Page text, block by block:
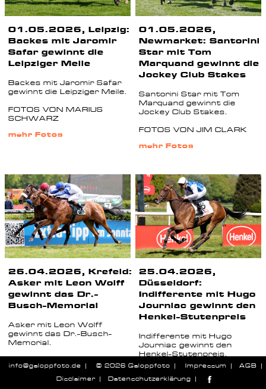
01.05.2026, Leipzig:
Backes mit Jaromir
Safar gewinnt die
Leipziger Meile
Backes mit Jaromir Safar
gewinnt die Leipziger Meile.
FOTOS VON MARIUS
SCHWARZ
mehr Fotos
01.05.2026,
Newmarket: Santorini
Star mit Tom
Marquand gewinnt die
Jockey Club Stakes
Santorini Star mit Tom
Marquand gewinnt die
Jockey Club Stakes.
FOTOS VON JIM CLARK
mehr Fotos
26.04.2026, Krefeld:
Asker mit Leon Wolff
gewinnt das Dr.-
Busch-Memorial
Asker mit Leon Wolff
gewinnt das Dr.-Busch-
Memorial.
GRUTTMANN
25.04.2026,
Düsseldorf:
Indifferente mit Hugo
Journiac gewinnt den
Henkel-Stutenpreis
Indifferente mit Hugo
Journiac gewinnt den
Henkel-Stutenpreis.
GRUTTMANN
info@galoppfoto.de © 2026 Galoppfoto Impressum AGB
Disclaimer Datenschutzerklärung